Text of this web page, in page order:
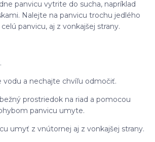
panvicu vytrite do sucha, napríklad
Nalejte na panvicu trochu jedlého
panvicu, aj z vonkajšej strany.
vodu a nechajte chvíľu odmočiť.
prostriedok na riad a pomocou
panvicu umyte.
umyť z vnútornej aj z vonkajšej strany.